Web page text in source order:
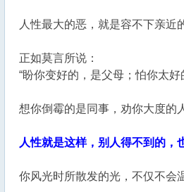
人性最大的恶，就是容不下亲近
正如莫言所说：
“盼你变好的，是父母；怕你太好
想你倒霉的是同事，劝你大度的
人性就是这样，别人得不到的，
你风光时所散发的光，不仅不会